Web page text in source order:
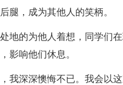
腿，成为其他人的笑柄。
地的为他人着想，同学们
影响他们休息。
我深深懊悔不已。我会以